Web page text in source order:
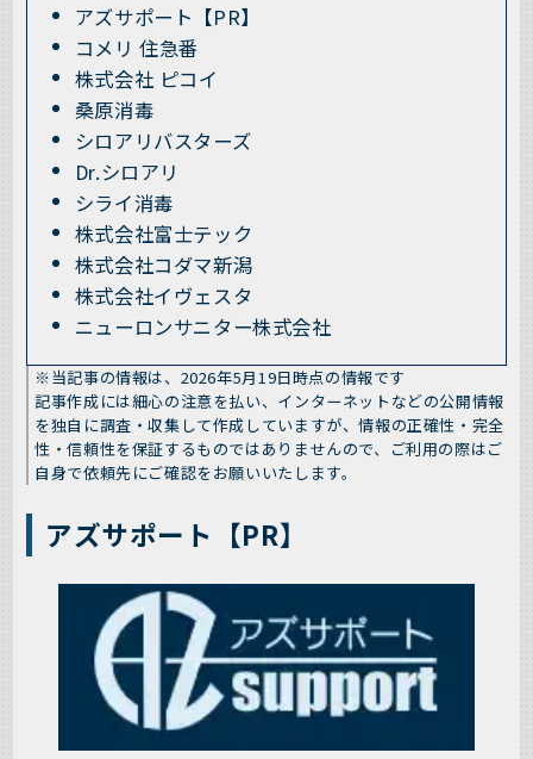
アズサポート【PR】
コメリ 住急番
株式会社 ピコイ
桑原消毒
シロアリバスターズ
Dr.シロアリ
シライ消毒
株式会社富士テック
株式会社コダマ新潟
株式会社イヴェスタ
ニューロンサニター株式会社
※当記事の情報は、2026年5月19日時点の情報です
記事作成には細心の注意を払い、インターネットなどの公開情報
を独自に調査・収集して作成していますが、情報の正確性・完全
性・信頼性を保証するものではありませんので、ご利用の際はご
自身で依頼先にご確認をお願いいたします。
アズサポート【PR】